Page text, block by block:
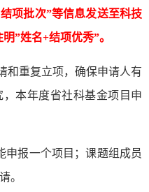
项批次”等信息发送至科技
明”姓名+结项优秀”。
和重复立项，确保申请人有
本年度省社科基金项目申
申报一个项目；课题组成员
。